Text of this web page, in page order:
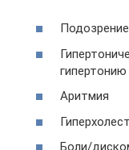
гипертонию
Аритмия
Боли/